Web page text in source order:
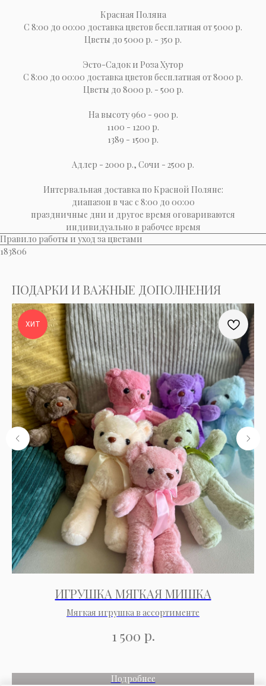
Красная Поляна
С 8:00 до 00:00 доставка цветов бесплатная от 5000 р.
Цветы до 5000 р. - 350 р.
Эсто-Cадок и Роза Хутор
С 8:00 до 00:00 доставка цветов бесплатная от 8000 р.
Цветы до 8000 р. - 500 р.
На высоту 960 - 900 р.
1100 - 1200 р.
1389 - 1500 р.
Адлер - 2000 р., Сочи - 2500 р.
Интервальная доставка по Красной Поляне:
диапазон в час с 8:00 до 00:00
праздничные дни и другое время оговариваются
индивидуально в рабочее время
Правило работы и уход за цветами
183806
ПОДАРКИ И ВАЖНЫЕ ДОПОЛНЕНИЯ
ХИТ
ИГРУШКА МЯГКАЯ МИШКА
Мягкая игрушка в ассортименте
1 500 р.
Подробнее